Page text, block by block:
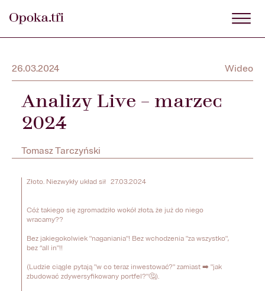
26.03.2024 Wideo
Analizy Live – marzec
2024
Tomasz Tarczyński
Złoto. Niezwykły układ sił   27.03.2024
Cóż takiego się zgromadziło wokół złota, że już do niego
wracamy??
Bez jakiegokolwiek "naganiania"! Bez wchodzenia "za wszystko",
bez “all in"!!
(Ludzie ciągle pytają "w co teraz inwestować?" zamiast ➡️ "jak
zbudować zdywersyfikowany portfel?"🤔).